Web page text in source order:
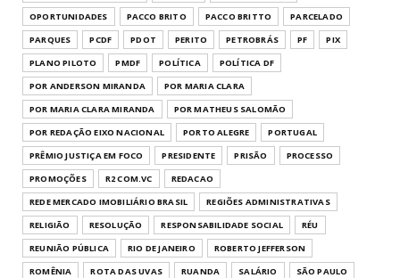
OPORTUNIDADES
PACCO BRITO PACCO BRITTO
PARCELADO
PARQUES
PCDF PDOT PERITO PETROBRÁS PF
PIX
PLANO PILOTO
PMDF POLÍTICA
POLÍTICA DF
POR ANDERSON MIRANDA
POR MARIA CLARA
POR MARIA CLARA MIRANDA
POR MATHEUS SALOMÃO
POR REDAÇÃO EIXO NACIONAL
PORTO ALEGRE
PORTUGAL
PRÊMIO JUSTIÇA EM FOCO
PRESIDENTE PRISÃO
PROCESSO
PROMOÇÕES
R2 COM.VC
REDACAO
REDE MERCADO IMOBILIÁRIO BRASIL
REGIÕES ADMINISTRATIVAS
RELIGIÃO
RESOLUÇÃO RESPONSABILIDADE SOCIAL
RÉU
REUNIÃO PÚBLICA
RIO DE JANEIRO
ROBERTO JEFFERSON
ROMÊNIA
ROTA DAS UVAS RUANDA SALÁRIO
SÃO PAULO